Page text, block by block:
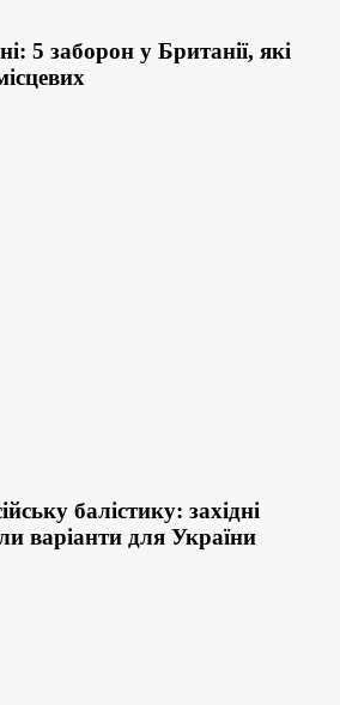
5 заборон у Британії, які
балістику: західні
варіанти для України